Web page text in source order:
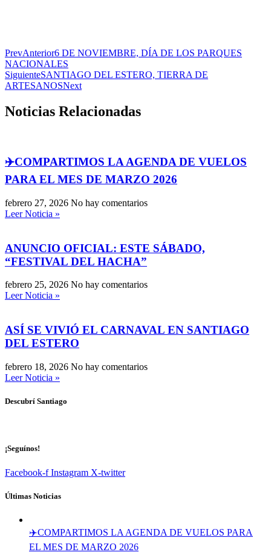
PrevAnterior6 DE NOVIEMBRE, DÍA DE LOS PARQUES
NACIONALES
SiguienteSANTIAGO DEL ESTERO, TIERRA DE
ARTESANOSNext
Noticias Relacionadas
✈️COMPARTIMOS LA AGENDA DE VUELOS
PARA EL MES DE MARZO 2026
febrero 27, 2026 No hay comentarios
Leer Noticia »
ANUNCIO OFICIAL: ESTE SÁBADO,
“FESTIVAL DEL HACHA”
febrero 25, 2026 No hay comentarios
Leer Noticia »
ASÍ SE VIVIÓ EL CARNAVAL EN SANTIAGO
DEL ESTERO
febrero 18, 2026 No hay comentarios
Leer Noticia »
Descubrí Santiago
¡Seguínos!
Facebook-f Instagram X-twitter
Últimas Noticias
✈️COMPARTIMOS LA AGENDA DE VUELOS PARA
EL MES DE MARZO 2026